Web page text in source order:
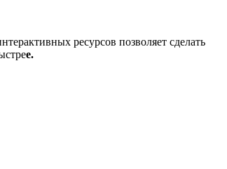
ресурсов позволяет сделать
е.